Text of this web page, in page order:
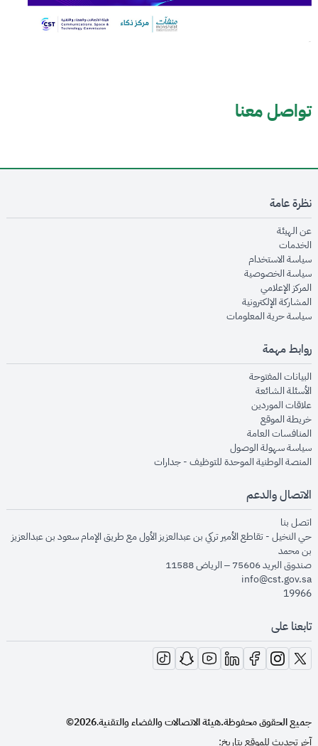
تواصل معنا
نظرة عامة
عن الهيئةopens in new window
الخدماتopens in new window
سياسة الاستخدامopens in new window
سياسة الخصوصيةopens in new window
المركز الإعلاميopens in new window
المشاركة الإلكترونيةopens in new window
سياسة حرية المعلوماتopens in new window
روابط مهمة
البيانات المفتوحةopens in new window
الأسئلة الشائعةopens in new window
علاقات الموردينopens in new window
خريطة الموقعopens in new window
المنافسات العامةopens in new window
سياسة سهولة الوصولopens in new window
المنصة الوطنية الموحدة للتوظيف - جداراتopens in new window
الاتصال والدعم
اتصل بنا
حي النخيل - تقاطع الأمير تركي بن عبدالعزيز الأول مع طريق الإمام سعود بن عبدالعزيز
بن محمد
صندوق البريد 75606 – الرياض 11588
info@cst.gov.sa
19966
تابعنا على
opens in new window
opens in new window
opens in new window
opens in new window
opens in new window
opens in new window
opens in new window
جميع الحقوق محفوظة.هيئة الاتصالات والفضاء والتقنية.
2026©
آخر تحديث للموقع بتاريخ: